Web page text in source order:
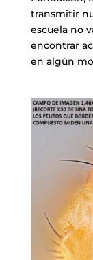
transmitir
escuela no
encontrar
en algún